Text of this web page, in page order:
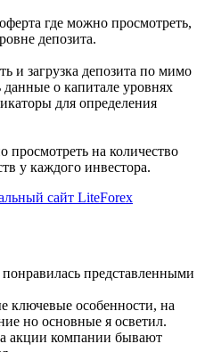
где можно просмотреть,
депозита.
и загрузка депозита по мимо
о капитале уровнях
для определения
просмотреть на количество
у каждого инвестора.
сайт LiteForex
представленными
ключевые особенности, на
но основные я осветил.
акции компании бывают